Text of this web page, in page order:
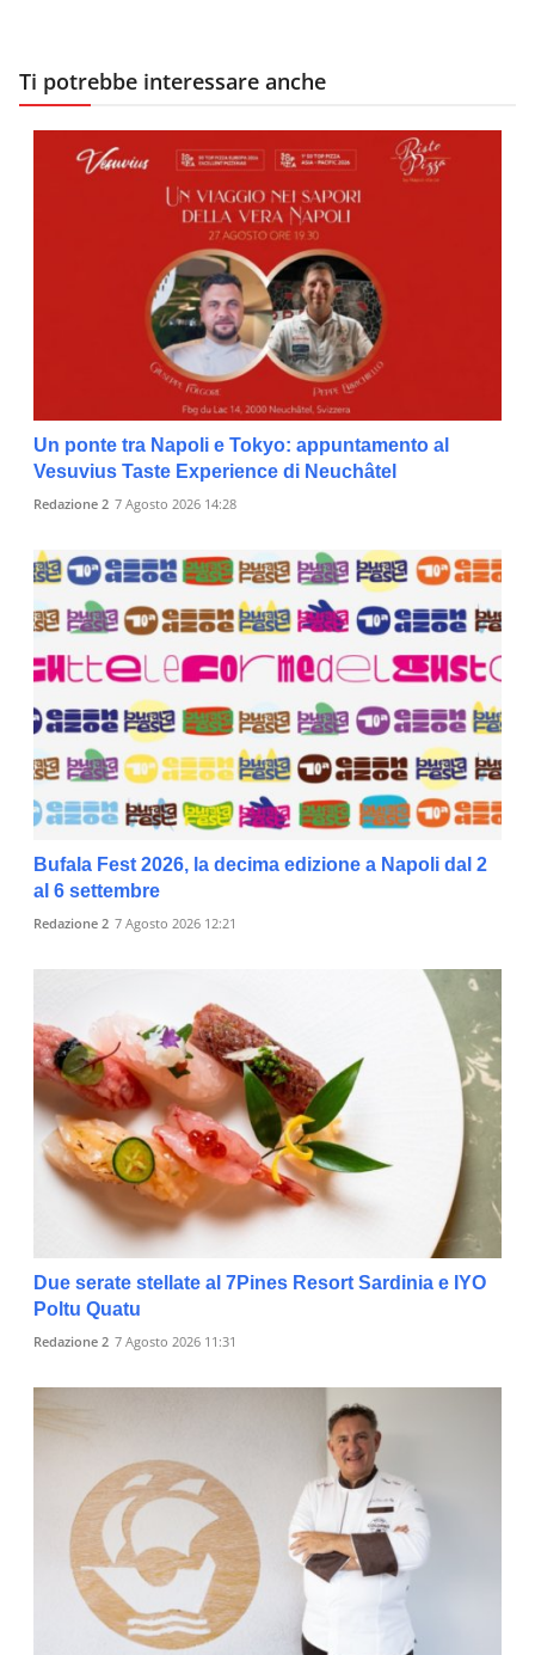
Ti potrebbe interessare anche
Un ponte tra Napoli e Tokyo: appuntamento al
Vesuvius Taste Experience di Neuchâtel
Redazione 2 7 Agosto 2026 14:28
Bufala Fest 2026, la decima edizione a Napoli dal 2
al 6 settembre
Redazione 2 7 Agosto 2026 12:21
Due serate stellate al 7Pines Resort Sardinia e IYO
Poltu Quatu
Redazione 2 7 Agosto 2026 11:31